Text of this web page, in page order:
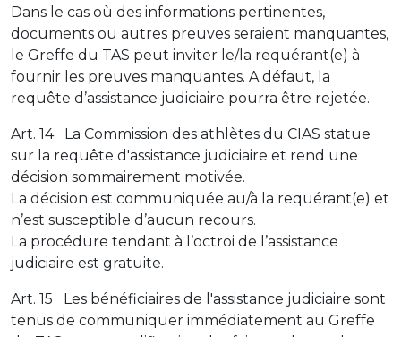
Dans le cas où des informations pertinentes,
documents ou autres preuves seraient manquantes,
le Greffe du TAS peut inviter le/la requérant(e) à
fournir les preuves manquantes. A défaut, la
requête d’assistance judiciaire pourra être rejetée.
Art. 14 La Commission des athlètes du CIAS statue
sur la requête d'assistance judiciaire et rend une
décision sommairement motivée.
La décision est communiquée au/à la requérant(e) et
n’est susceptible d’aucun recours.
La procédure tendant à l’octroi de l’assistance
judiciaire est gratuite.
Art. 15 Les bénéficiaires de l'assistance judiciaire sont
tenus de communiquer immédiatement au Greffe